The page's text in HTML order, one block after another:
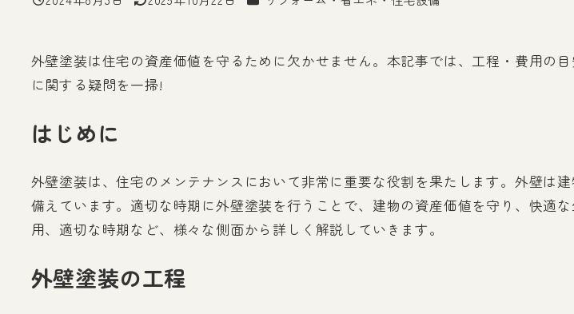
投稿日 更新日
外壁塗装は住宅の資産価値を守るために欠かせません。本記事では、工程・費用の
に関する疑問を一掃!
はじめに
外壁塗装は、住宅のメンテナンスにおいて非常に重要な役割を果たします。外壁は
備えています。適切な時期に外壁塗装を行うことで、建物の資産価値を守り、快適
用、適切な時期など、様々な側面から詳しく解説していきます。
外壁塗装の工程